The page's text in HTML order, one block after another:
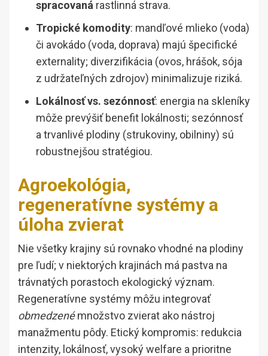
spracovaná rastlinná strava.
Tropické komodity: mandľové mlieko (voda)
či avokádo (voda, doprava) majú špecifické
externality; diverzifikácia (ovos, hrášok, sója
z udržateľných zdrojov) minimalizuje riziká.
Lokálnosť vs. sezónnosť: energia na skleníky
môže prevýšiť benefit lokálnosti; sezónnosť
a trvanlivé plodiny (strukoviny, obilniny) sú
robustnejšou stratégiou.
Agroekológia,
regeneratívne systémy a
úloha zvierat
Nie všetky krajiny sú rovnako vhodné na plodiny
pre ľudí; v niektorých krajinách má pastva na
trávnatých porastoch ekologický význam.
Regeneratívne systémy môžu integrovať
obmedzenémnožstvo zvierat ako nástroj
manažmentu pôdy. Etický kompromis: redukcia
intenzity, lokálnosť, vysoký welfare a prioritne